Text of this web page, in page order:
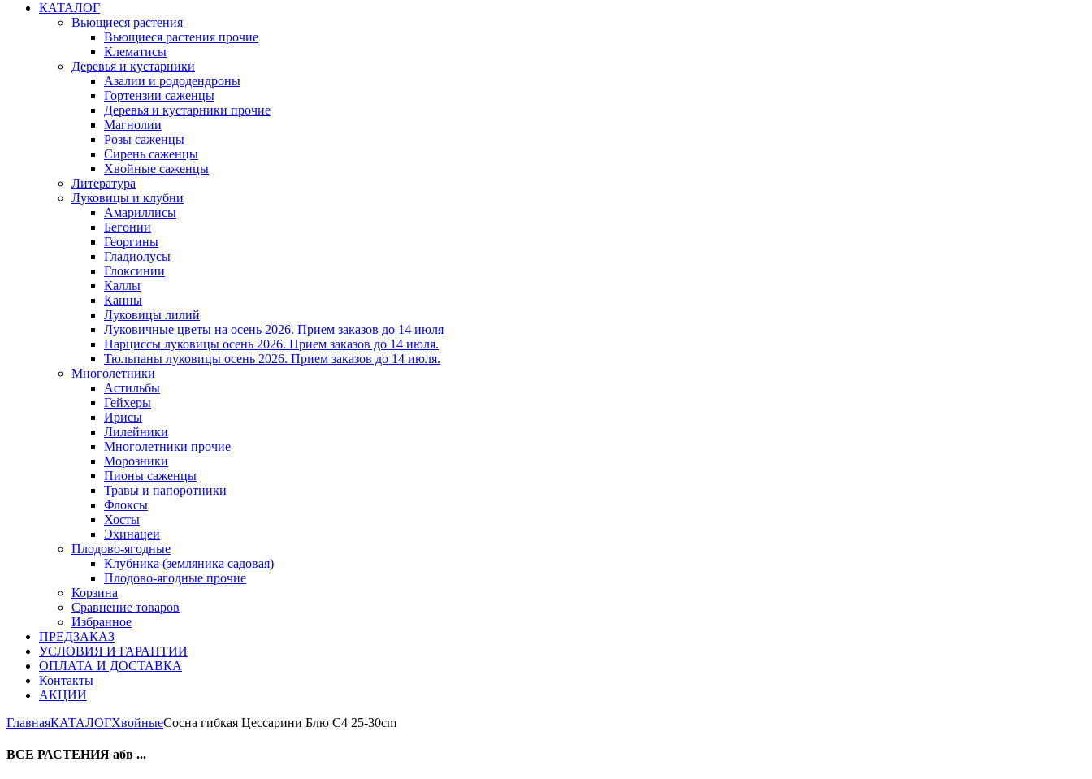
КАТАЛОГ
Вьющиеся растения
Вьющиеся растения прочие
Клематисы
Деревья и кустарники
Азалии и рододендроны
Гортензии саженцы
Деревья и кустарники прочие
Магнолии
Розы саженцы
Сирень саженцы
Хвойные саженцы
Литература
Луковицы и клубни
Амариллисы
Бегонии
Георгины
Гладиолусы
Глоксинии
Каллы
Канны
Луковицы лилий
Луковичные цветы на осень 2026. Прием заказов до 14 июля
Нарциссы луковицы осень 2026. Прием заказов до 14 июля.
Тюльпаны луковицы осень 2026. Прием заказов до 14 июля.
Многолетники
Астильбы
Гейхеры
Ирисы
Лилейники
Многолетники прочие
Морозники
Пионы саженцы
Травы и папоротники
Флоксы
Хосты
Эхинацеи
Плодово-ягодные
Клубника (земляника садовая)
Плодово-ягодные прочие
Корзина
Сравнение товаров
Избранное
ПРЕДЗАКАЗ
УСЛОВИЯ И ГАРАНТИИ
ОПЛАТА И ДОСТАВКА
Контакты
АКЦИИ
ГлавнаяКАТАЛОГХвойныеСосна гибкая Цессарини Блю C4 25-30cm
ВСЕ РАСТЕНИЯ абв ...